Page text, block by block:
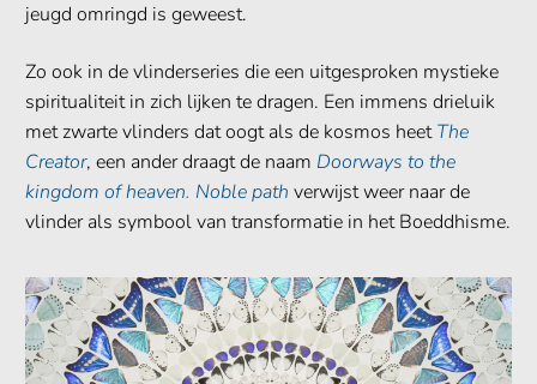
jeugd omringd is geweest.
Zo ook in de vlinderseries die een uitgesproken mystieke
spiritualiteit in zich lijken te dragen. Een immens drieluik
met zwarte vlinders dat oogt als de kosmos heet The
Creator, een ander draagt de naam Doorways to the
kingdom of heaven. Noble path verwijst weer naar de
vlinder als symbool van transformatie in het Boeddhisme.